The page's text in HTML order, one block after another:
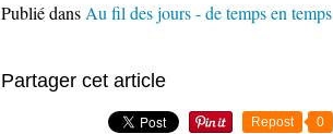
Publié dans Au fil des jours - de temps en temps
Partager cet article
Repost 0